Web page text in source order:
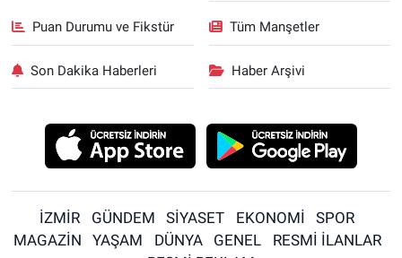
Puan Durumu ve Fikstür Tüm Manşetler
Son Dakika Haberleri Haber Arşivi
İZMİR GÜNDEM SİYASET EKONOMİ
SPOR
MAGAZİN
YAŞAM DÜNYA GENEL
RESMİ İLANLAR